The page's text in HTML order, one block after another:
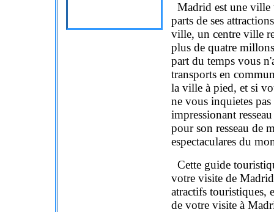
Madrid est une ville
parts de ses
ville, un centre ville
plus de quatre
part du temps vous
transports en
la ville à pied, et si
ne vous inquietes
impressionant
pour son resseau de
espectaculares du
Cette guide
votre visite de
atractifs touristiques,
de votre visite à